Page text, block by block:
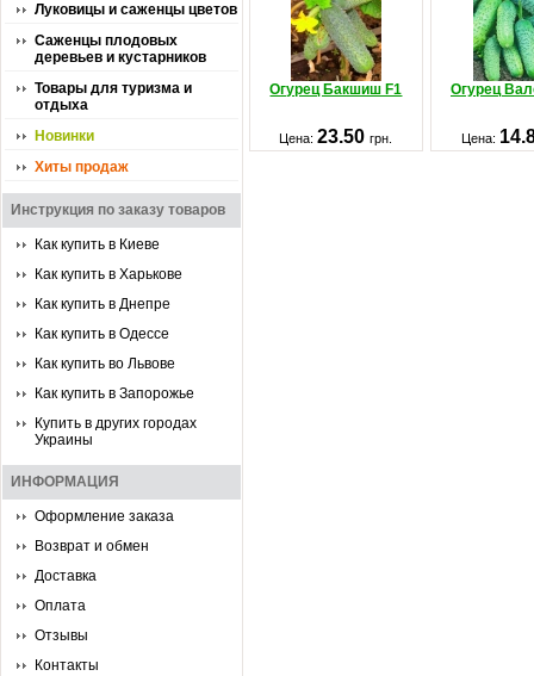
Луковицы и саженцы цветов
Саженцы плодовых
деревьев и кустарников
Товары для туризма и
отдыха
Новинки
Хиты продаж
Инструкция по заказу товаров
Как купить в Киеве
Как купить в Харькове
Как купить в Днепре
Как купить в Одессе
Как купить во Львове
Как купить в Запорожье
Купить в других городах
Украины
ИНФОРМАЦИЯ
Оформление заказа
Возврат и обмен
Доставка
Оплата
Отзывы
Контакты
Огурец Бакшиш F1 Огурец
Цена:23.50грн. Цена: